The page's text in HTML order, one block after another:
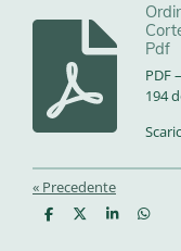
Pdf
PDF
194
« Precedente
C
C
C
C